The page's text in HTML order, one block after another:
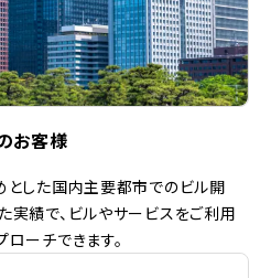
お客様
とした国内主要都市でのビル開
実績で、ビルやサービスをご利用
ーチできます。